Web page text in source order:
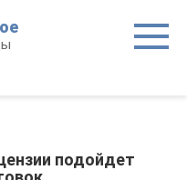
подойдет